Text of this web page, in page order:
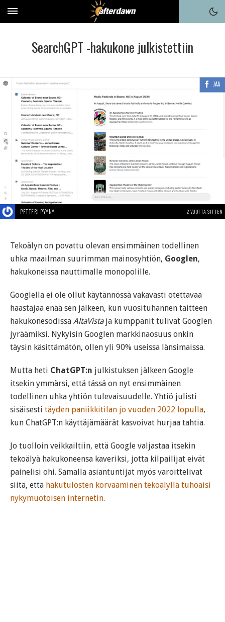
SearchGPT -hakukone julkistettiin
JAA
PETTERI PYYNY 2 VUOTTA SITTEN
Tekoälyn on povattu olevan ensimmäinen todellinen
uhka maailman suurimman mainosyhtiön, Googlen,
hakukoneissa nauttimalle monopolille.
Googlella ei ole ollut käytännössä vakavasti otettavaa
haastajaa enää sen jälkeen, kun vuosituhannen taitteen
hakukonesodissa AltaVistaja kumppanit tulivat Googlen
jyräämiksi. Nykyisin Googlen markkinaosuus onkin
täysin käsittämätön, ollen yli 90% useissa länsimaissa.
Mutta heti ChatGPT:n julkistuksen jälkeen Google
itsekin ymmärsi, että tässä on nyt ensimmäinen
todellinen uhka yhtiön tulevaisuudelle. Yhtiö julisti
sisäisesti täyden paniikkitilan jo vuoden 2022 lopulla,
kun ChatGPT:n käyttäjämäärät kasvoivat hurjaa tahtia.
Jo tuolloin veikkailtiin, että Google valjastaa itsekin
tekoälyä hakukoneensa kaveriksi, jotta kilpailijat eivät
painelisi ohi. Samalla asiantuntijat myös varoittelivat
siitä, että hakutulosten korvaaminen tekoälyllä tuhoaisi
nykymuotoisen internetin.